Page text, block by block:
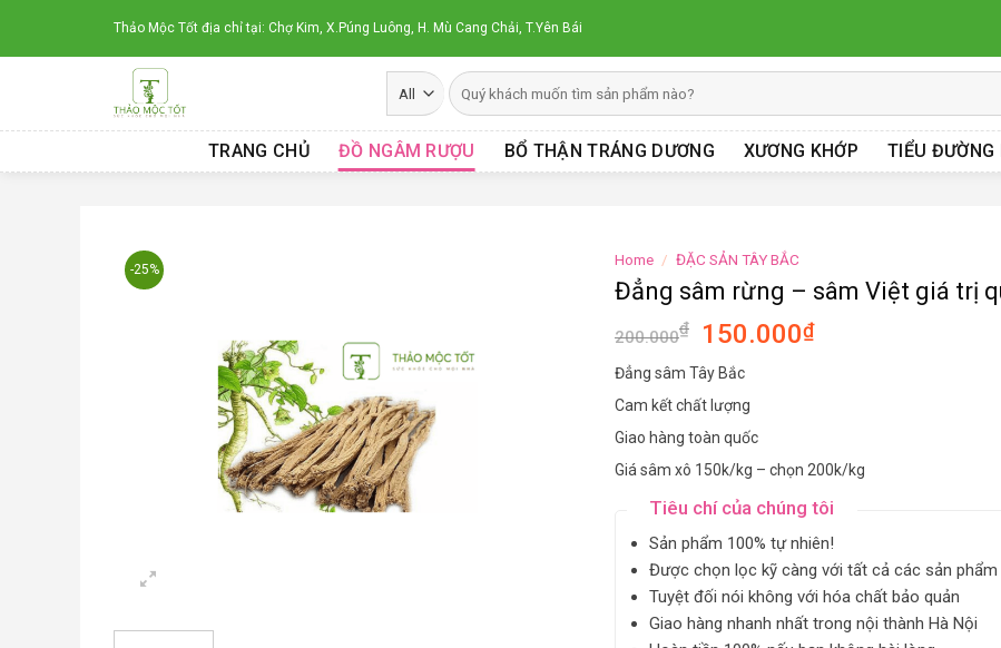
Thảo Mộc Tốt địa chỉ tại: Chợ Kim, X.Púng Luông, H. Mù Cang Chải, T.Yên Bái
TRANG CHỦ ĐỒ NGÂM RƯỢU BỔ THẬN TRÁNG DƯƠNG XƯƠNG KHỚP TIỂU ĐƯỜNG
-25%
Home / ĐẶC SẢN TÂY BẮC
Đẳng sâm rừng – sâm Việt giá trị
200.000₫ 150.000₫
Đẳng sâm Tây Bắc
Cam kết chất lượng
Giao hàng toàn quốc
Giá sâm xô 150k/kg – chọn 200k/kg
Tiêu chí của chúng tôi
Sản phẩm 100% tự nhiên!
Được chọn lọc kỹ càng với tất cả các sản phẩm
Tuyệt đối nói không với hóa chất bảo quản
Giao hàng nhanh nhất trong nội thành Hà Nội